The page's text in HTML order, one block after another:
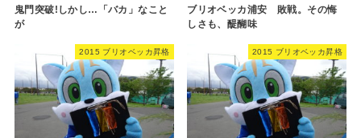
鬼門突破!しかし…「バカ」なこと
が
ブリオベッカ浦安 敗戦。その悔
しさも、醍醐味
2015 ブリオベッカ昇格 2015 ブリオベッカ昇格